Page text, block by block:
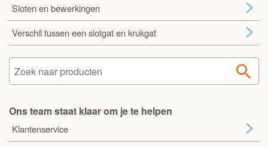
Sloten en bewerkingen
Verschil tussen een slotgat en krukgat
Ons team staat klaar om je te helpen
Klantenservice